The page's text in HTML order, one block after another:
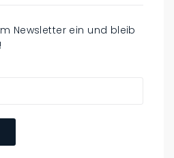
Newsletter ein und bleib